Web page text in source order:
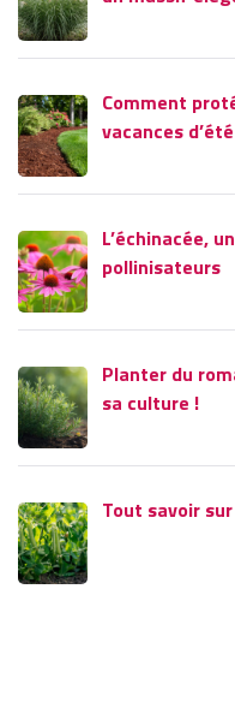
Comment
vacances
L’échinacée,
pollinisateurs
Planter du
sa culture !
Tout savoir